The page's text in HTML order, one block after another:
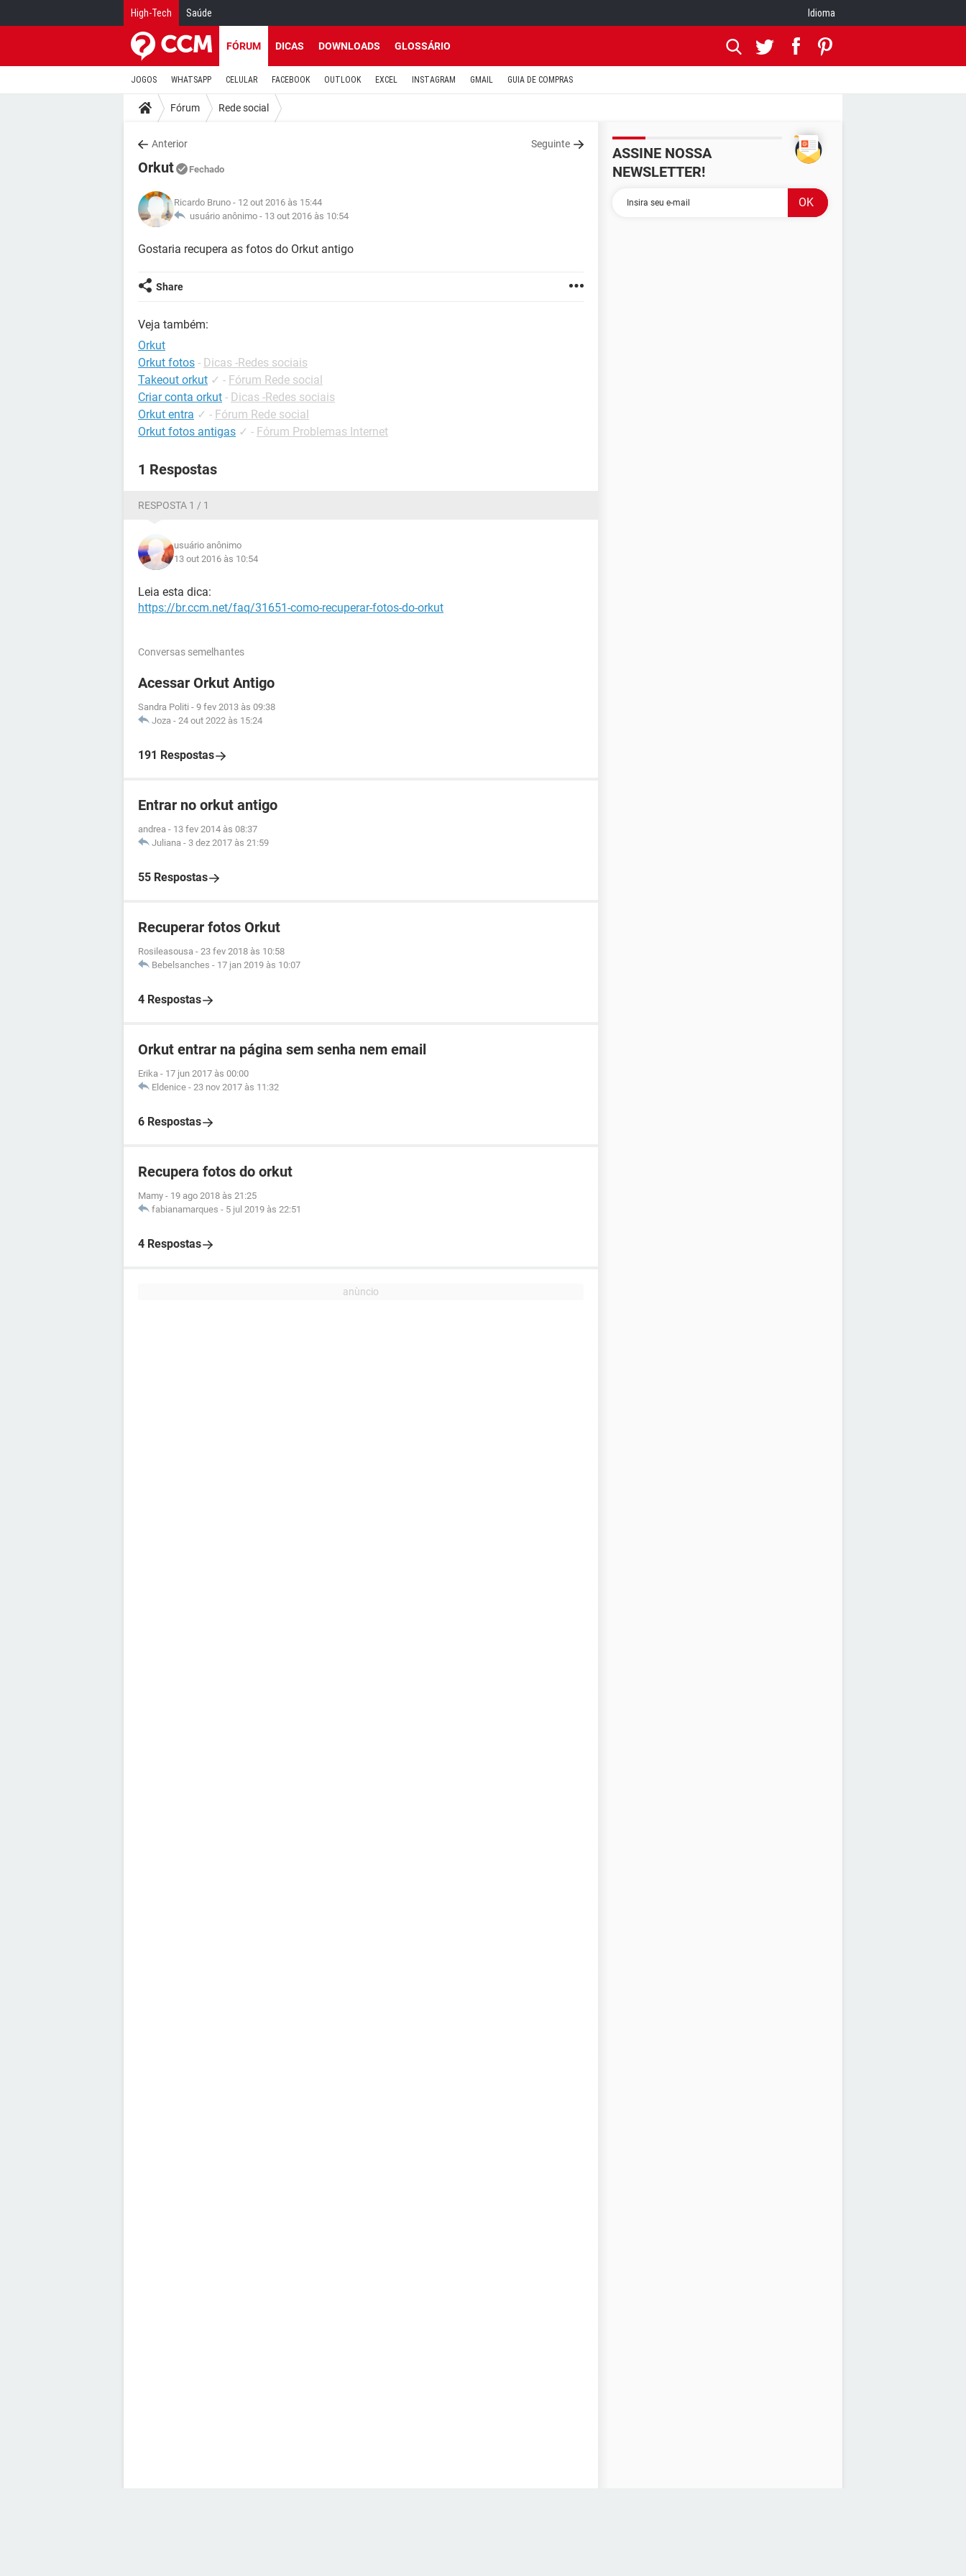
High-Tech Saúde Idioma
FÓRUM DICAS DOWNLOADS GLOSSÁRIO
JOGOS WHATSAPP CELULAR FACEBOOK OUTLOOK EXCEL INSTAGRAM GMAIL GUIA DE COMPRAS
Fórum Rede social
Anterior Seguinte
Orkut Fechado
Ricardo Bruno - 12 out 2016 às 15:44
usuário anônimo - 13 out 2016 às 10:54
Gostaria recupera as fotos do Orkut antigo
Share
Veja também:
Orkut
Orkut fotos - Dicas -Redes sociais
Takeout orkut ✓ - Fórum Rede social
Criar conta orkut - Dicas -Redes sociais
Orkut entra ✓ - Fórum Rede social
Orkut fotos antigas ✓ - Fórum Problemas Internet
1 Respostas
RESPOSTA 1 / 1
usuário anônimo
13 out 2016 às 10:54
Leia esta dica:
https://br.ccm.net/faq/31651-como-recuperar-fotos-do-orkut
Conversas semelhantes
Acessar Orkut Antigo
Sandra Politi - 9 fev 2013 às 09:38
Joza - 24 out 2022 às 15:24
191 Respostas
Entrar no orkut antigo
andrea - 13 fev 2014 às 08:37
Juliana - 3 dez 2017 às 21:59
55 Respostas
Recuperar fotos Orkut
Rosileasousa - 23 fev 2018 às 10:58
Bebelsanches - 17 jan 2019 às 10:07
4 Respostas
Orkut entrar na página sem senha nem email
Erika - 17 jun 2017 às 00:00
Eldenice - 23 nov 2017 às 11:32
6 Respostas
Recupera fotos do orkut
Mamy - 19 ago 2018 às 21:25
fabianamarques - 5 jul 2019 às 22:51
4 Respostas
ASSINE NOSSA
NEWSLETTER!